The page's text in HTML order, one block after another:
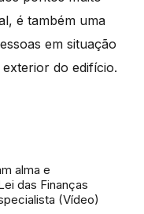
é também uma
em situação
do edifício.
alma e
das Finanças
(Vídeo)